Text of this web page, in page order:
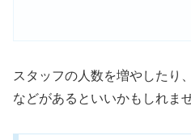
スタッフの人数を増やしたり
などがあるといいかもしれま